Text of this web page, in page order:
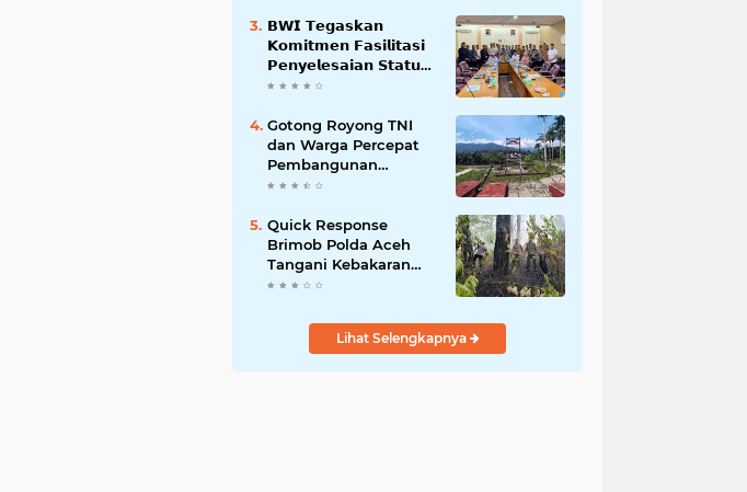
𝗕𝗪𝗜 𝗧𝗲𝗴𝗮𝘀𝗸𝗮𝗻
𝗞𝗼𝗺𝗶𝘁𝗺𝗲𝗻 𝗙𝗮𝘀𝗶𝗹𝗶𝘁𝗮𝘀𝗶
𝗣𝗲𝗻𝘆𝗲𝗹𝗲𝘀𝗮𝗶𝗮𝗻 𝗦𝘁𝗮𝘁𝘂𝘀
𝗪𝗮𝗸𝗮𝗳 𝗕𝗹𝗮𝗻𝗴 𝗣𝗮𝗱𝗮𝗻𝗴
Gotong Royong TNI
dan Warga Percepat
Pembangunan
Jembatan Gantung
Aceh Tenggara
Quick Response
Brimob Polda Aceh
Tangani Kebakaran
Hutan di Lembah
Lihat Selengkapnya